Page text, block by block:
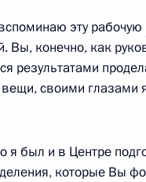
Чечни Рамзаном
Кремль
Кремль
эту рабочую
Вы, конечно, как
результатами
своими глазами
я был и в Центре
которые Вы